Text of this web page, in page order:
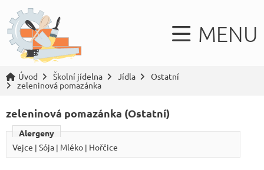
MENU
Úvod Školní jídelna Jídla
Ostatní
zeleninová pomazánka
zeleninová pomazánka (Ostatní)
Alergeny
Vejce | Sója | Mléko | Hořčice